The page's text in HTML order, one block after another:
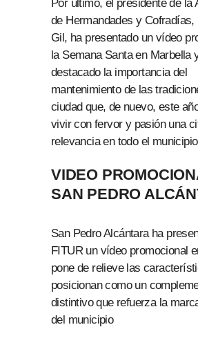
Por último, el presidente de la
de Hermandades y
Gil, ha presentado un vídeo
la Semana Santa en Marbella
destacado la importancia del
mantenimiento de las
ciudad que, de nuevo, este
vivir con fervor y pasión una
relevancia en todo el
VIDEO
SAN PEDRO
San Pedro Alcántara ha
FITUR un vídeo promocional
pone de relieve las
posicionan como un
distintivo que refuerza la
del municipio